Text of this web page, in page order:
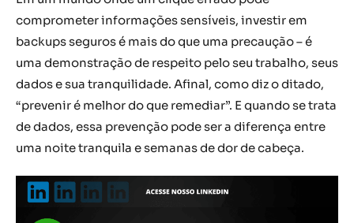
comprometer informações sensíveis, investir em
backups seguros é mais do que uma precaução – é
uma demonstração de respeito pelo seu trabalho, seus
dados e sua tranquilidade. Afinal, como diz o ditado,
“prevenir é melhor do que remediar”. E quando se trata
de dados, essa prevenção pode ser a diferença entre
uma noite tranquila e semanas de dor de cabeça.